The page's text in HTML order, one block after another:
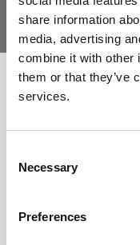
share information
media, advertising
combine it with other
them or that they’ve
services.
Selection
Necessary
Preferences
honden
Een
rassen met
Weinig
Deze gevulde
combinatie van
als traktatie,
Mis